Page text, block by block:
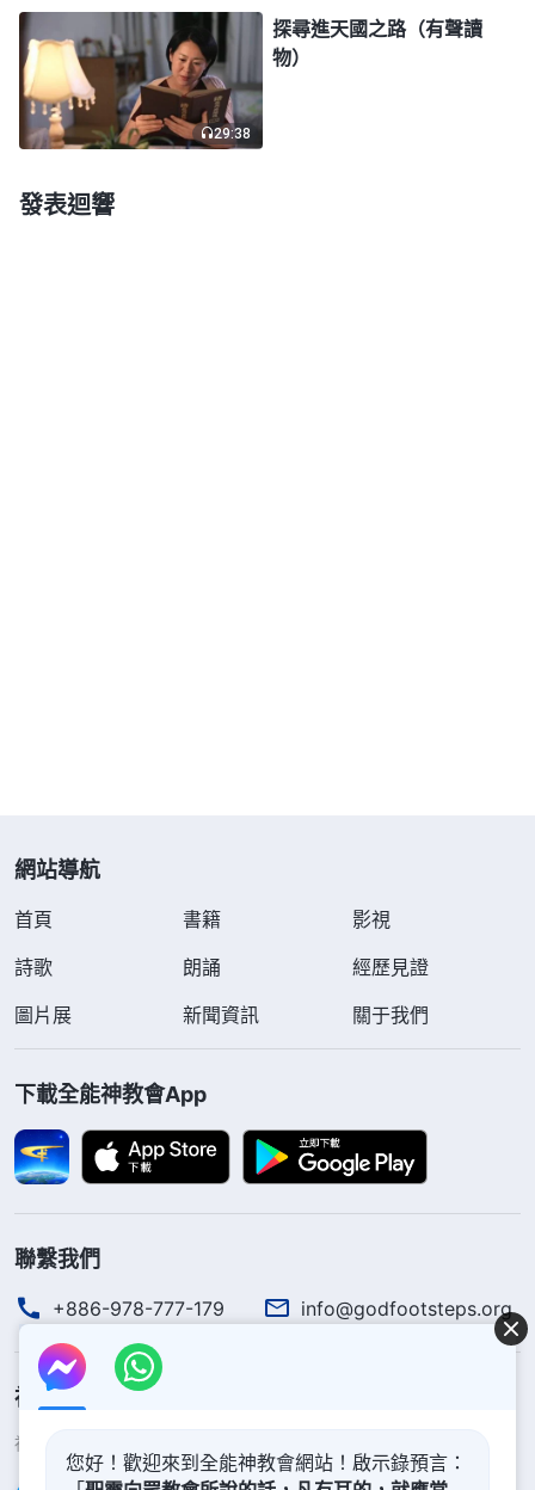
真相，也看到了撒但的邪惡實質。神造了人類，希望
我們能聽神的話順服神，但自從我們被撒但敗壞之
後，就遠離了神，落在了撒但的黑暗權勢之下，被撒
但捆綁、奴役，活得痛苦不堪。神不忍心看着我們被
撒但蹂躪、踐踏，展開了神拯救人類的六千年經營計
弱、放弃真道，徹底失去神的救恩被它吞吃。姊妹，
臨到家人的攔阻我們應從靈界看事，這背後隱藏着撒
但的卑鄙目的啊！」
聽姊妹這麽一交通，我心裏突然一亮，原來自己
面臨的是一場靈界争戰啊！想到丈夫就是看了中共的
謡言後開始逼迫我信神的，這都是被撒但迷惑導致
的，撒但真是太卑鄙、太可恨了！
識破中共謡言，堅定信神路
我信神背後撒但的詭計有了些分辨，之後張姊妹接過
話茬認真地對我説：「姊妹，雖然你丈夫現在答應不
逼迫你了，但這不代表他以後不反對你信神，因為他
對謡言的實質没有分辨，所以你還要憑愛心幫助他分
計呀！」
29:38
探尋進天國之路（有聲讀
物）
發表迴響
網站導航
首頁 書籍
影視
詩歌
朗誦
經歷見證
圖片展
新聞資訊 關于我們
下載全能神教會App
聯繫我們
+886-978-777-179 info@godfootsteps.org
神的國度降臨了
神的國度已經降臨在人間！你想進入神的國度嗎？
您好！歡迎來到全能神教會網站！啟示錄預言：